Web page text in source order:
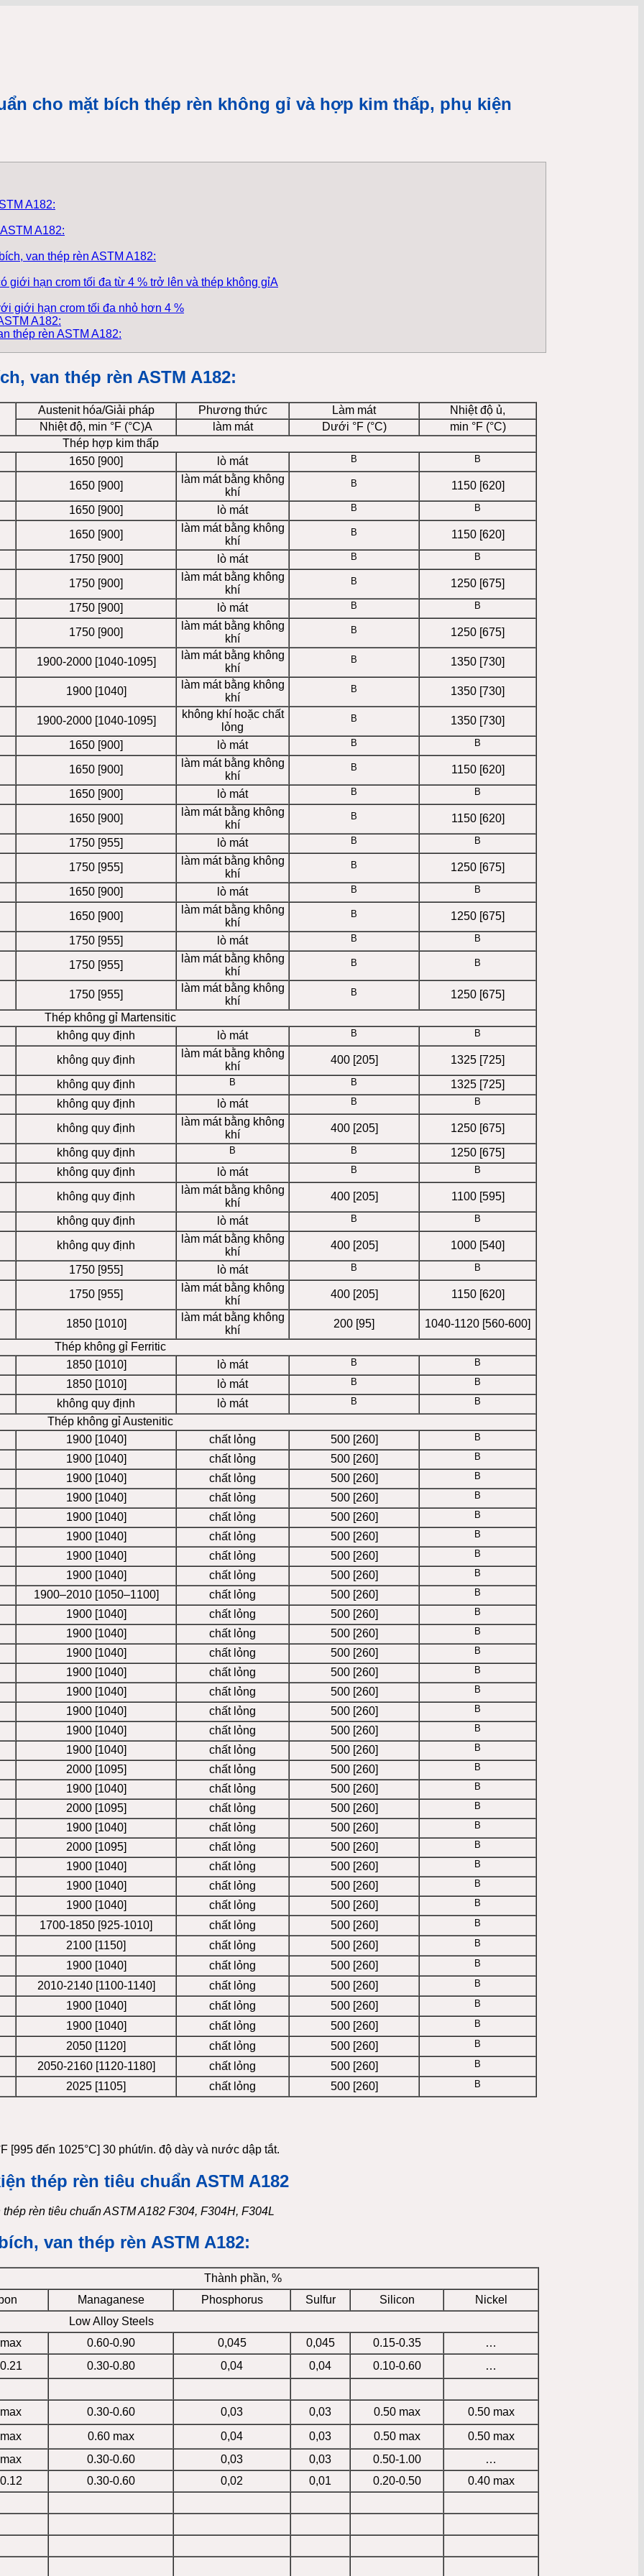
cho mặt bích thép rèn không gỉ và hợp kim thấp, phụ kiện
A182:
A182:
van thép rèn ASTM A182:
giới hạn crom tối đa từ 4 % trở lên và thép không gỉA
giới hạn crom tối đa nhỏ hơn 4 %
A182:
thép rèn ASTM A182:
van thép rèn ASTM A182:
Austenit hóa/Giải pháp Phương thức Làm mát
Nhiệt độ ủ,
Nhiệt độ, min °F (°C)A
làm mát Dưới °F (°C)
min °F (°C)
Thép hợp kim thấp
1650 [900]
lò mát B B
1650 [900]
làm mát bằng không
khí
B
1150 [620]
1650 [900]
lò mát B B
1650 [900]
làm mát bằng không
khí
B
1150 [620]
1750 [900]
lò mát B B
1750 [900]
làm mát bằng không
khí
B
1250 [675]
1750 [900]
lò mát B B
1750 [900]
làm mát bằng không
khí
B 1250 [675]
1900-2000 [1040-1095]
làm mát bằng không
khí
B 1350 [730]
1900 [1040]
làm mát bằng không
khí
B 1350 [730]
1900-2000 [1040-1095]
không khí hoặc chất
lỏng
B
1350 [730]
1650 [900]
lò mát B B
1650 [900]
làm mát bằng không
khí
B
1150 [620]
1650 [900]
lò mát B B
1650 [900]
làm mát bằng không
khí
B
1150 [620]
1750 [955]
lò mát B B
1750 [955]
làm mát bằng không
khí
B
1250 [675]
1650 [900]
lò mát B B
1650 [900]
làm mát bằng không
khí
B
1250 [675]
1750 [955]
lò mát B B
1750 [955]
làm mát bằng không
khí
B B
1750 [955]
làm mát bằng không
khí
B
1250 [675]
Thép không gỉ Martensitic
không quy định
lò mát B B
không quy định
làm mát bằng không
khí
400 [205]
1325 [725]
không quy định
B B
1325 [725]
không quy định
lò mát B B
không quy định
làm mát bằng không
khí
400 [205]
1250 [675]
không quy định
B B
1250 [675]
không quy định
lò mát B B
không quy định
làm mát bằng không
khí
400 [205]
1100 [595]
không quy định
lò mát B B
không quy định
làm mát bằng không
khí
400 [205]
1000 [540]
1750 [955]
lò mát B B
1750 [955]
làm mát bằng không
khí
400 [205] 1150 [620]
1850 [1010]
làm mát bằng không
khí
200 [95]
1040-1120 [560-600]
Thép không gỉ Ferritic
1850 [1010]
lò mát B B
1850 [1010] lò mát B B
không quy định lò mát B B
Thép không gỉ Austenitic
1900 [1040]
chất lỏng 500 [260] B
1900 [1040] chất lỏng 500 [260] B
1900 [1040] chất lỏng 500 [260] B
1900 [1040] chất lỏng 500 [260] B
1900 [1040] chất lỏng 500 [260] B
1900 [1040] chất lỏng 500 [260] B
1900 [1040] chất lỏng 500 [260] B
1900 [1040] chất lỏng 500 [260] B
1900–2010 [1050–1100] chất lỏng 500 [260] B
1900 [1040] chất lỏng 500 [260] B
1900 [1040] chất lỏng 500 [260] B
1900 [1040] chất lỏng 500 [260] B
1900 [1040] chất lỏng 500 [260] B
1900 [1040] chất lỏng 500 [260] B
1900 [1040] chất lỏng 500 [260] B
1900 [1040] chất lỏng 500 [260] B
1900 [1040] chất lỏng 500 [260] B
2000 [1095] chất lỏng 500 [260] B
1900 [1040] chất lỏng 500 [260] B
2000 [1095] chất lỏng 500 [260] B
1900 [1040] chất lỏng 500 [260] B
2000 [1095] chất lỏng 500 [260] B
1900 [1040] chất lỏng 500 [260] B
1900 [1040] chất lỏng 500 [260] B
1900 [1040] chất lỏng 500 [260] B
1700-1850 [925-1010] chất lỏng 500 [260] B
2100 [1150] chất lỏng 500 [260] B
1900 [1040] chất lỏng 500 [260] B
2010-2140 [1100-1140] chất lỏng 500 [260] B
1900 [1040] chất lỏng 500 [260] B
1900 [1040] chất lỏng 500 [260] B
2050 [1120] chất lỏng 500 [260] B
2050-2160 [1120-1180] chất lỏng 500 [260] B
2025 [1105] chất lỏng 500 [260] B
đến 1025°C] 30 phút/in. độ dày và nước dập tắt.
thép rèn tiêu chuẩn ASTM A182 F304, F304H, F304L
van thép rèn ASTM A182:
Thành phần, %
Managanese Phosphorus Sulfur Silicon
Nickel
Low Alloy Steels
0.60-0.90 0,045 0,045 0.15-0.35
…
0.30-0.80 0,04 0,04 0.10-0.60 …
0.30-0.60 0,03 0,03 0.50 max
0.50 max
0.60 max 0,04 0,03 0.50 max
0.50 max
0.30-0.60 0,03 0,03 0.50-1.00
…
0.30-0.60 0,02 0,01 0.20-0.50 0.40 max